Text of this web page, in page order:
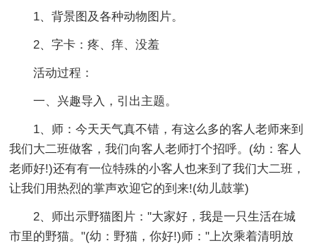
1、背景图及各种动物图片。
2、字卡：疼、痒、没羞
活动过程：
一、兴趣导入，引出主题。
1、师：今天天气真不错，有这么多的客人老师来到
我们大二班做客，我们向客人老师打个招呼。(幼：客人
老师好!)还有有一位特殊的小客人也来到了我们大二班，
让我们用热烈的掌声欢迎它的到来!(幼儿鼓掌)
2、师出示野猫图片："大家好，我是一只生活在城
市里的野猫。"(幼：野猫，你好!)师："上次乘着清明放